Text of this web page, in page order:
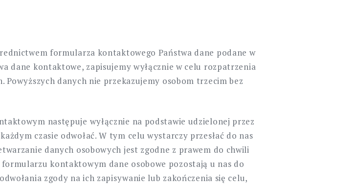
formularza kontaktowego Państwa dane podane w
dane kontaktowe, zapisujemy wyłącznie w celu rozpatrzenia
danych nie przekazujemy osobom trzecim bez
następuje wyłącznie na podstawie udzielonej przez
czasie odwołać. W tym celu wystarczy przesłać do nas
danych osobowych jest zgodne z prawem do chwili
kontaktowym dane osobowe pozostają u nas do
zgody na ich zapisywanie lub zakończenia się celu,